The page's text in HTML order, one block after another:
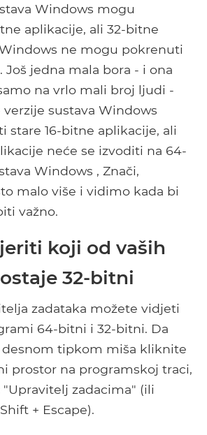
Windows mogu
aplikacije, ali 32-bitne
ne mogu pokrenuti
jedna mala bora - i ona
na vrlo mali broj ljudi -
sustava Windows
stare 16-bitne aplikacije, ali
neće se izvoditi na 64-
Windows , Znači,
malo više i vidimo kada bi
važno.
koji od vaših
32-bitni
zadataka možete vidjeti
64-bitni i 32-bitni. Da
desnom tipkom miša kliknite
prostor na programskoj traci,
zadacima" (ili
+ Escape).